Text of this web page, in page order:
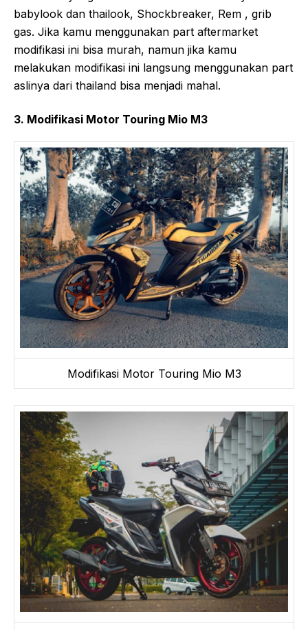
babylook dan thailook, Shockbreaker, Rem , grib
gas. Jika kamu menggunakan part aftermarket
modifikasi ini bisa murah, namun jika kamu
melakukan modifikasi ini langsung menggunakan part
aslinya dari thailand bisa menjadi mahal.
3. Modifikasi Motor Touring Mio M3
Modifikasi Motor Touring Mio M3